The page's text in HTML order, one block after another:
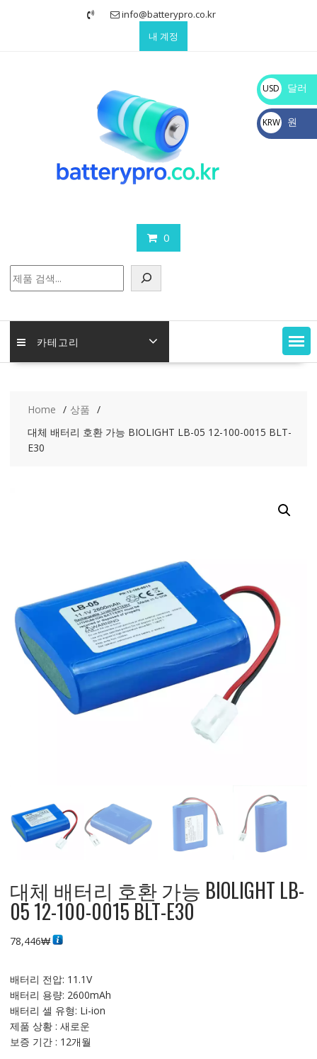
info@batterypro.co.kr
내 계정
0
색
카테고리
Home
상품
대체 배터리 호환 가능 BIOLIGHT LB-05 12-100-0015 BLT-
E30
대체 배터리 호환 가능 BIOLIGHT LB-
05 12-100-0015 BLT-E30
78,446₩
배터리 전압: 11.1V
배터리 용량: 2600mAh
배터리 셀 유형: Li-ion
제품 상황 : 새로운
보증 기간 : 12개월
USD
$
달러
KRW
₩
원